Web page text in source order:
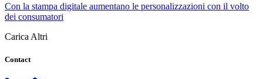
Con la stampa digitale aumentano le personalizzazioni con il volto
dei consumatori
Carica Altri
Contact